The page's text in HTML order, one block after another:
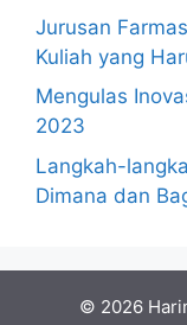
Jurusan
Kuliah yang
Mengulas
2023
Langkah-
Dimana dan
© 2026